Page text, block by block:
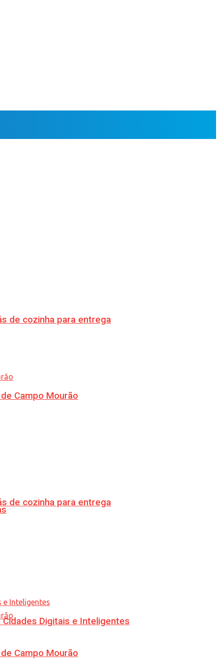
de cozinha para entrega
Campo Mourão
de cozinha para entrega
Campo Mourão
Digitais e Inteligentes